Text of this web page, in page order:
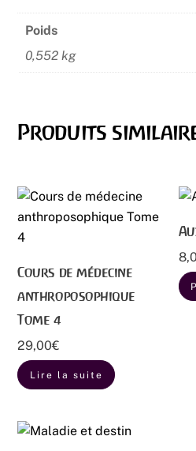
Poids
0,552 kg
Produits
Cours de médecine
anthroposophique
Tome 4
29,00€
Lire la suite